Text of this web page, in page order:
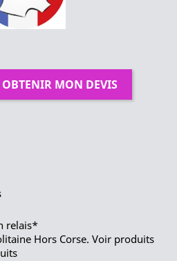
OBTENIR MON DEVIS
relais*
Hors Corse. Voir produits